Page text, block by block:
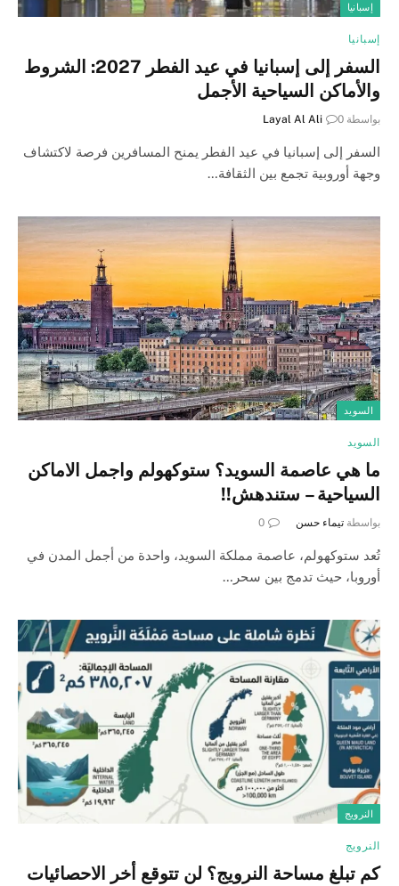
إسبانيا
إسبانيا
السفر إلى إسبانيا في عيد الفطر 2027: الشروط
والأماكن السياحية الأجمل
بواسطة Layal Al Ali 0
السفر إلى إسبانيا في عيد الفطر يمنح المسافرين فرصة لاكتشاف
وجهة أوروبية تجمع بين الثقافة…
السويد
السويد
ما هي عاصمة السويد؟ ستوكهولم واجمل الاماكن
السياحية – ستندهش!!
بواسطة تيماء حسن 0
تُعد ستوكهولم، عاصمة مملكة السويد، واحدة من أجمل المدن في
أوروبا، حيث تدمج بين سحر…
النرويج
النرويج
كم تبلغ مساحة النرويج؟ لن تتوقع أخر الاحصائيات